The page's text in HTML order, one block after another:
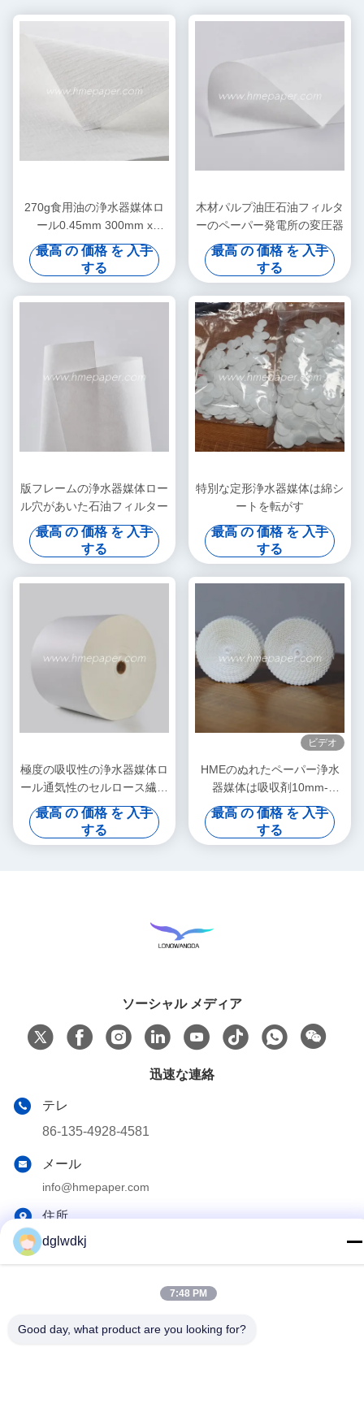
270g食用油の浄水器媒体ロ
ール0.45mm 300mm x
300mm
最高 の 価格 を 入手
する
木材パルプ油圧石油フィルタ
ーのペーパー発電所の変圧器
最高 の 価格 を 入手
する
版フレームの浄水器媒体ロー
ル穴があいた石油フィルター
最高 の 価格 を 入手
する
特別な定形浄水器媒体は綿シ
ートを転がす
最高 の 価格 を 入手
する
極度の吸収性の浄水器媒体ロ
ール通気性のセルロース繊維
のペーパー600mm
最高 の 価格 を 入手
する
ビデオ
HMEのぬれたペーパー浄水
器媒体は吸収剤10mm-
600mm OEMを転がす
最高 の 価格 を 入手
する
ソーシャル メディア
迅速な連絡
テレ
86-135-4928-4581
メール
info@hmepaper.com
住所
3階,ビル5,No.9 シェングリ通り,トンキオタウン,中高技術ゾ
中国 良い 品質 hmeはろ紙を サプライヤー。 Copyright© 2022-
dglwdkj
7:48 PM
Good day, what product are you looking for?